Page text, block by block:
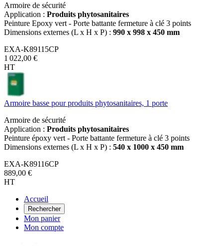
Armoire de sécurité
Application : Produits phytosanitaires
Peinture Epoxy vert - Porte battante fermeture à clé 3 points
Dimensions externes (L x H x P) : 990 x 998 x 450 mm
EXA-K89115CP
1 022,00 €
HT
Armoire basse pour produits phytosanitaires, 1 porte
Armoire de sécurité
Application : Produits phytosanitaires
Peinture époxy vert - Porte battante fermeture à clé 3 points
Dimensions externes (L x H x P) : 540 x 1000 x 450 mm
EXA-K89116CP
889,00 €
HT
Accueil
Rechercher
Mon panier
Mon compte